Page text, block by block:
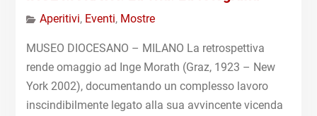
Aperitivi, Eventi, Mostre
MUSEO DIOCESANO – MILANO La retrospettiva
rende omaggio ad Inge Morath (Graz, 1923 – New
York 2002), documentando un complesso lavoro
inscindibilmente legato alla sua avvincente vicenda